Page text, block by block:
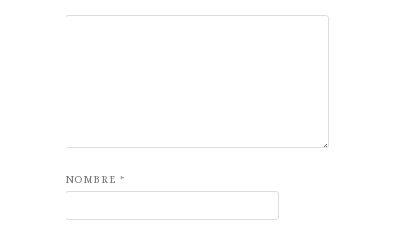
NOMBRE *